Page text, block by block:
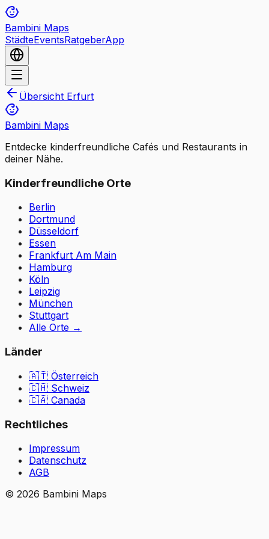
Bambini Maps
StädteEventsRatgeberApp
Übersicht Erfurt
Bambini Maps
Entdecke kinderfreundliche Cafés und Restaurants in
deiner Nähe.
Kinderfreundliche Orte
Berlin
Dortmund
Düsseldorf
Essen
Frankfurt Am Main
Hamburg
Köln
Leipzig
München
Stuttgart
Alle Orte →
Länder
🇦🇹 Österreich
🇨🇭 Schweiz
🇨🇦 Canada
Rechtliches
Impressum
Datenschutz
AGB
© 2026 Bambini Maps